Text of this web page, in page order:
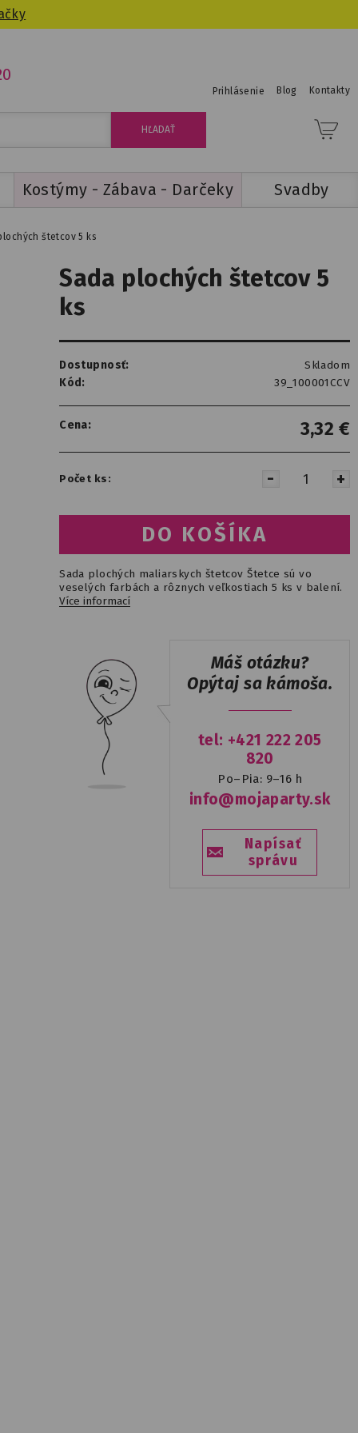
Prihlásenie Blog Kontakty
Kostýmy - Zábava - Darčeky Svadby
štetcov 5 ks
Sada plochých štetcov 5
ks
Sada plochých maliarskych štetcov Štetce sú vo
veselých farbách a rôznych veľkostiach 5 ks v balení.
Více informací
Dostupnosť:
Skladom
Kód:
39_100001CCV
Cena: 3,32 €
Počet ks:
Máš otázku?
Opýtaj sa kámoša.
tel: +421 222 205
820
Po–Pia: 9–16 h
info@mojaparty.sk
Napísať
správu